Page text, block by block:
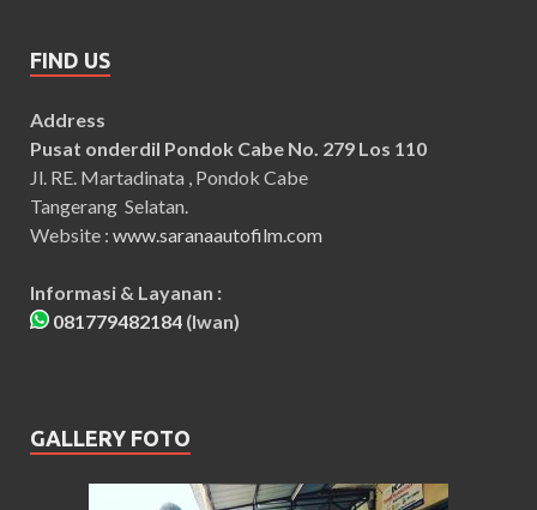
FIND US
Address
Pusat onderdil Pondok Cabe No. 279 Los 110
Jl. RE. Martadinata , Pondok Cabe
Tangerang Selatan.
Website : www.saranaautofilm.com
Informasi & Layanan :
081779482184 (Iwan)
GALLERY FOTO